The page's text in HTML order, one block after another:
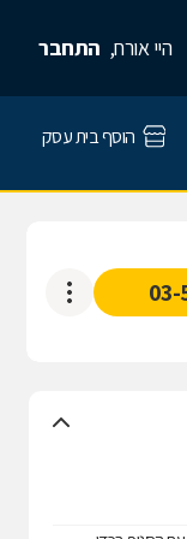
היי אורח, התחבר
הוסף בית עסק